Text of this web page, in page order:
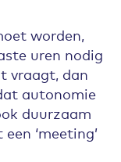
worden,
uren nodig
vraagt, dan
autonomie
duurzaam
‘meeting’